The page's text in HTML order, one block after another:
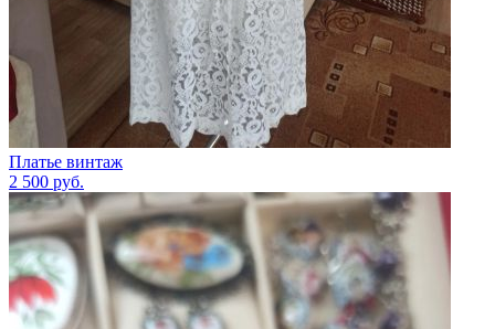
Платье винтаж
2 500 руб.